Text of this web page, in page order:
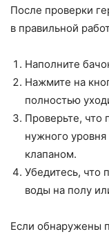
После проверки
в правильной
Наполните
Нажмите на
полностью
Проверьте, что
нужного
клапаном.
Убедитесь, что
воды на полу
Если обнаружены